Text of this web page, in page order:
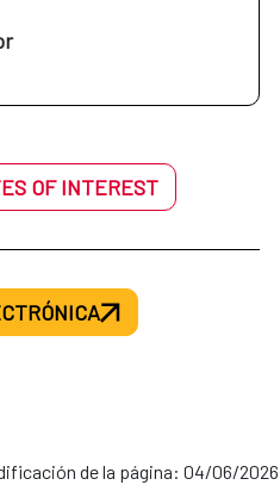
OF INTEREST
de la página: 04/06/2026